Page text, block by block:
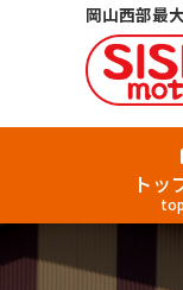
岡山西部最
トッ